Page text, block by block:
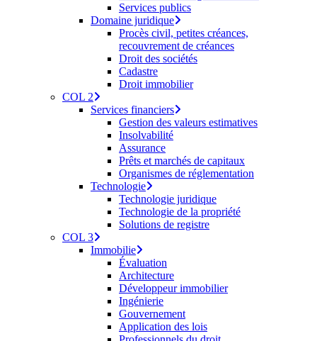
Services publics
Domaine juridique
Procès civil, petites créances,
recouvrement de créances
Droit des sociétés
Cadastre
Droit immobilier
COL 2
Services financiers
Gestion des valeurs estimatives
Insolvabilité
Assurance
Prêts et marchés de capitaux
Organismes de réglementation
Technologie
Technologie juridique
Technologie de la propriété
Solutions de registre
COL 3
Immobilie
Évaluation
Architecture
Développeur immobilier
Ingénierie
Gouvernement
Application des lois